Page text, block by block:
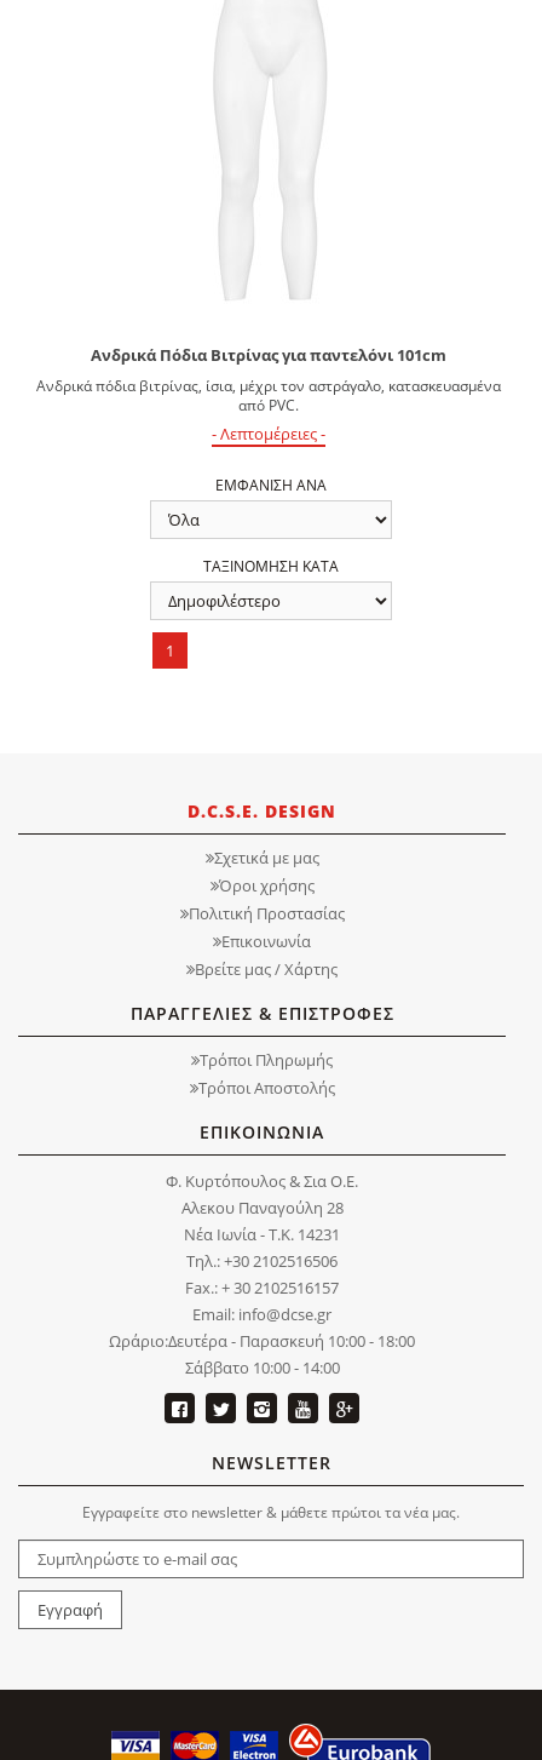
Ανδρικά Πόδια Βιτρίνας για παντελόνι 101cm
Ανδρικά πόδια βιτρίνας, ίσια, μέχρι τον αστράγαλο, κατασκευασμένα
από PVC.
- Λεπτομέρειες -
ΕΜΦΑΝΙΣΗ ΑΝΑ
ΤΑΞΙΝΟΜΗΣΗ ΚΑΤΑ
1
D.C.S.E. DESIGN
Σχετικά με μας
Όροι χρήσης
Πολιτική Προστασίας
Επικοινωνία
Βρείτε μας / Χάρτης
ΠΑΡΑΓΓΕΛΙΕΣ & ΕΠΙΣΤΡΟΦΕΣ
Τρόποι Πληρωμής
Τρόποι Αποστολής
ΕΠΙΚΟΙΝΩΝΙΑ
Φ. Κυρτόπουλος & Σια Ο.Ε.
Αλεκου Παναγούλη 28
Νέα Ιωνία - Τ.Κ. 14231
Τηλ.: +30 2102516506
Fax.: + 30 2102516157
Email: info@dcse.gr
Ωράριο:Δευτέρα - Παρασκευή 10:00 - 18:00
Σάββατο 10:00 - 14:00
NEWSLETTER
Εγγραφείτε στο newsletter & μάθετε πρώτοι τα νέα μας.